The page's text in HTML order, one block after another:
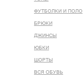
ФУТБОЛКИ И ПОЛО
БРЮКИ
ДЖИНСЫ
ЮБКИ
ШОРТЫ
ВСЯ ОБУВЬ